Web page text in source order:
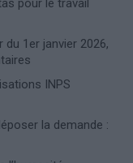
pour le travail
1er janvier 2026,
INPS
la demande :